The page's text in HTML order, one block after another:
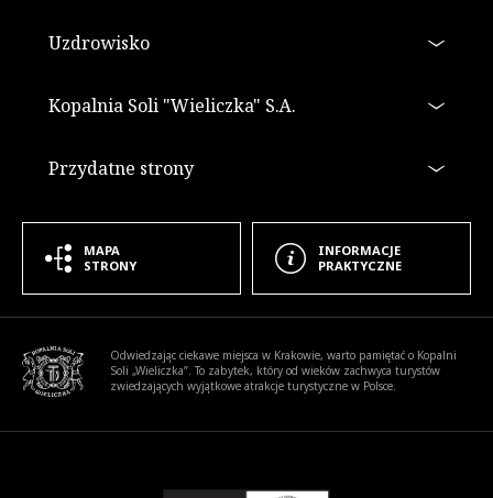
Uzdrowisko
Kopalnia Soli "Wieliczka" S.A.
Przydatne strony
Odwiedzając ciekawe miejsca w Krakowie, warto pamiętać o Kopalni
Soli „Wieliczka”. To zabytek, który od wieków zachwyca turystów
zwiedzających wyjątkowe atrakcje turystyczne w Polsce.
Informacje dodatkowe
MAPA
STRONY
INFORMACJE
PRAKTYCZNE